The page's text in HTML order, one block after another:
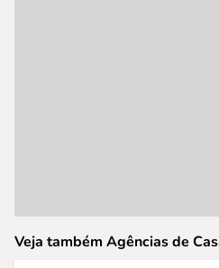
Veja também Agências de